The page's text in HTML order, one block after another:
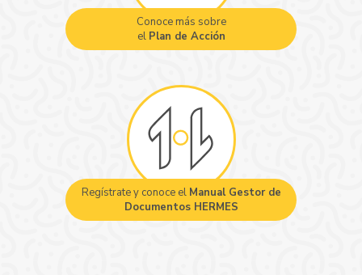
Conoce más sobre
el Plan de Acción
Regístrate y conoce el Manual Gestor de
Documentos HERMES